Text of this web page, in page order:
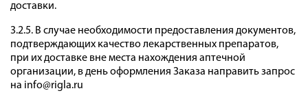
доставки.
3.2.5. В случае необходимости предоставления документов,
подтверждающих качество лекарственных препаратов,
при их доставке вне места нахождения аптечной
организации, в день оформления Заказа направить запрос
на info@rigla.ru